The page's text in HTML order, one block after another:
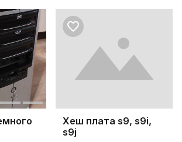
Хеш плата s9, s9i,
s9j